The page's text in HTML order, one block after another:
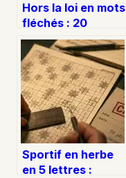
Hors la loi en mots
fléchés : 20
solutions classées
par nombre de
lettres
Sportif en herbe
en 5 lettres :